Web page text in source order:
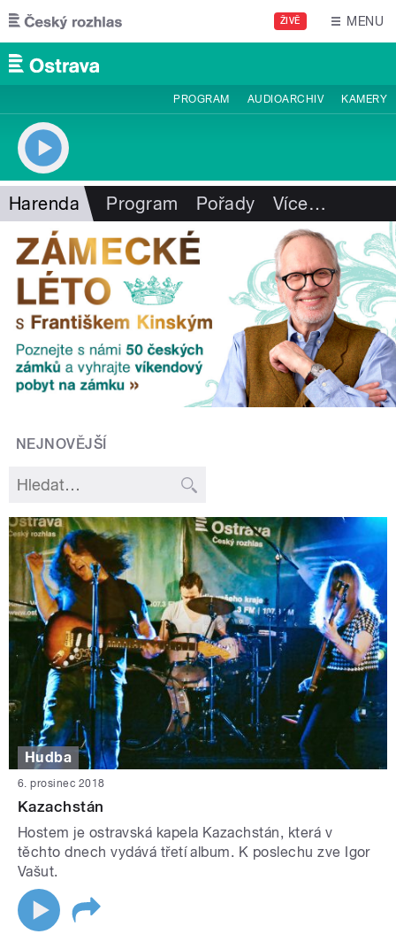
Přejít k hlavnímu obsahu
ŽIVĚ MENU
PROGRAM AUDIOARCHIV KAMERY
Harenda Program Pořady Více…
NEJNOVĚJŠÍ
Hudba
6. prosinec 2018
Kazachstán
Hostem je ostravská kapela Kazachstán, která v
těchto dnech vydává třetí album. K poslechu zve Igor
Vašut.